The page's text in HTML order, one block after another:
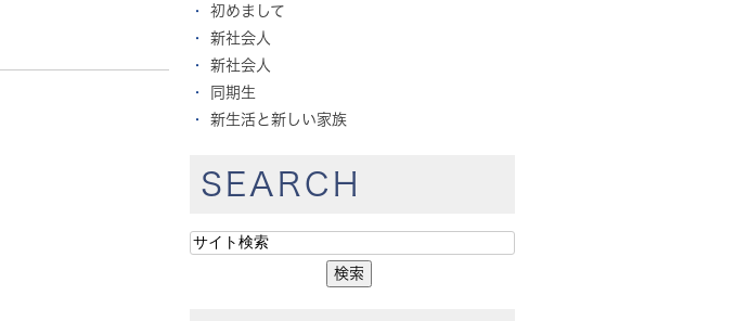
初めまして
新社会人
新社会人
同期生
新生活と新しい家族
SEARCH